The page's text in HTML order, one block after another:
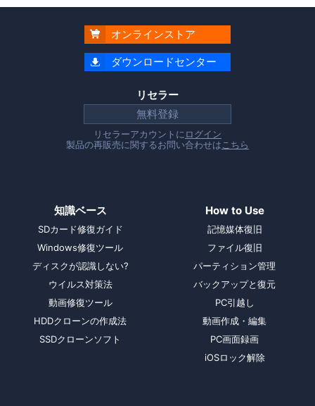
 オンラインストア
 ダウンロードセンター
リセラー
無料登録
リセラーアカウントに ログイン
製品の再販売に関するお問い合わせは こちら
知識ベース
SDカード修復ガイド
Windows修復ツール
ディスクが認識しない?
ウイルス対策法
動画修復ツール
HDDクローンの作成法
SSDクローンソフト
How to Use
記憶媒体復旧
ファイル復旧
パーティション管理
バックアップと復元
PC引越し
動画作成・編集
PC画面録画
iOSロック解除